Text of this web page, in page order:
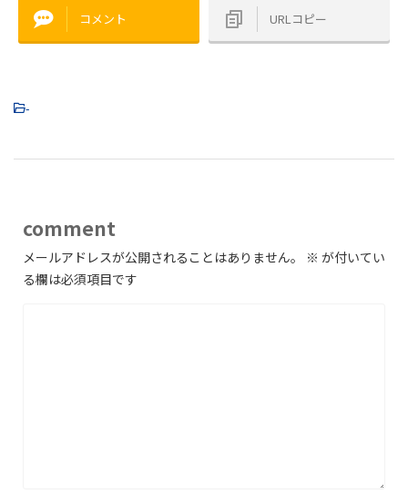
コメント URLコピー
-
comment
メールアドレスが公開されることはありません。 ※ が付いてい
る欄は必須項目です